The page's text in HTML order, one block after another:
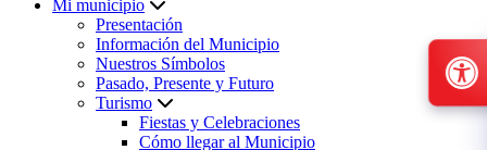
Mi municipio
Presentación
Información del Municipio
Nuestros Símbolos
Pasado, Presente y Futuro
Turismo
Fiestas y Celebraciones
Cómo llegar al Municipio